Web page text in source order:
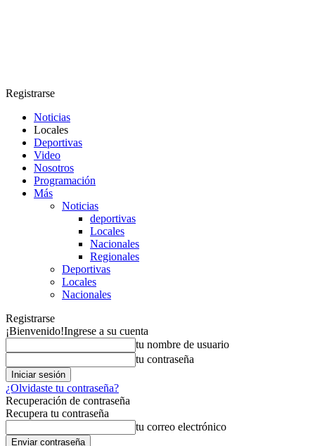
Registrarse
Noticias
Locales
Deportivas
Video
Nosotros
Programación
Más
Noticias
deportivas
Locales
Nacionales
Regionales
Deportivas
Locales
Nacionales
Registrarse
¡Bienvenido!Ingrese a su cuenta
tu nombre de usuario
tu contraseña
¿Olvidaste tu contraseña?
Recuperación de contraseña
Recupera tu contraseña
tu correo electrónico